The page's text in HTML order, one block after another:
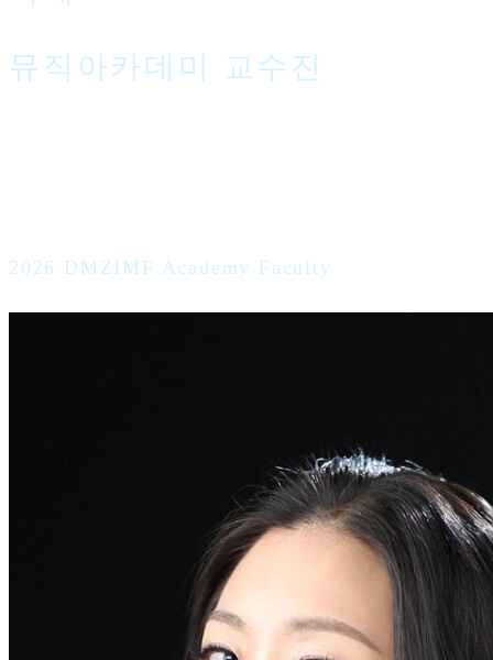
뮤직아카데미 교수진
2026 DMZIMF Academy Faculty